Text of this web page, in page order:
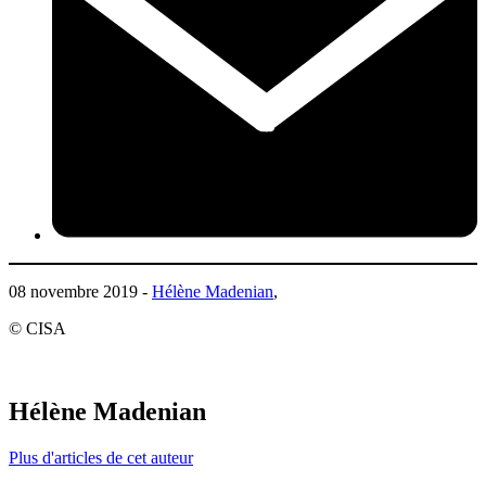
08 novembre 2019 - Hélène Madenian,
© CISA
Hélène Madenian
Plus d'articles de cet auteur